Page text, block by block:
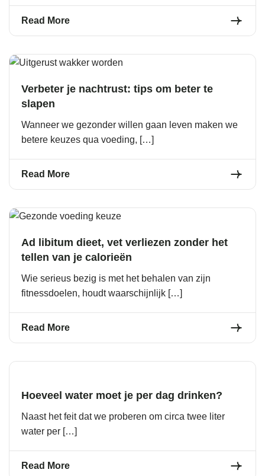
Read More
Verbeter je nachtrust: tips om beter te
slapen
Wanneer we gezonder willen gaan leven maken we
betere keuzes qua voeding, […]
Read More
Ad libitum dieet, vet verliezen zonder het
tellen van je calorieën
Wie serieus bezig is met het behalen van zijn
fitnessdoelen, houdt waarschijnlijk […]
Read More
Hoeveel water moet je per dag drinken?
Naast het feit dat we proberen om circa twee liter
water per […]
Read More